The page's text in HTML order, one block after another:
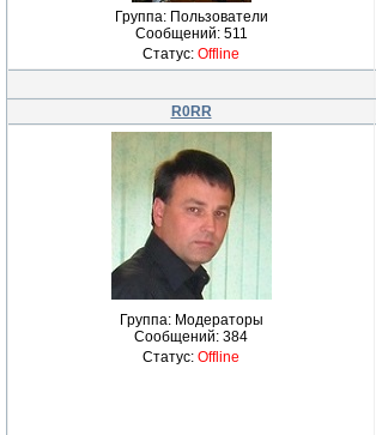
Группа: Пользователи
Сообщений: 511
Статус: Offline
R0RR
Группа: Модераторы
Сообщений: 384
Статус: Offline